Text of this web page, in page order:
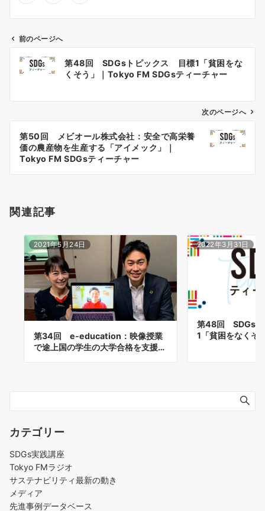
ン
前のページへ
第48回 SDGsトピックス 目標1「貧困をな
くそう」｜Tokyo FM SDGsティーチャー
次のページへ
第50回 メビオール株式会社：安全で高栄養
価の農産物を生産する「アイメック」｜
Tokyo FM SDGsティーチャー
関連記事
2021年5月24日
第34回 e-education：映像授業
で途上国の学生の大学合格を支援…
2022年3月31日
第48回 SDGs
1「貧困をなくそ
カテゴリー
SDGs実践講座
Tokyo FMラジオ
サステナビリティ最新の動き
メディア
先進事例データベース